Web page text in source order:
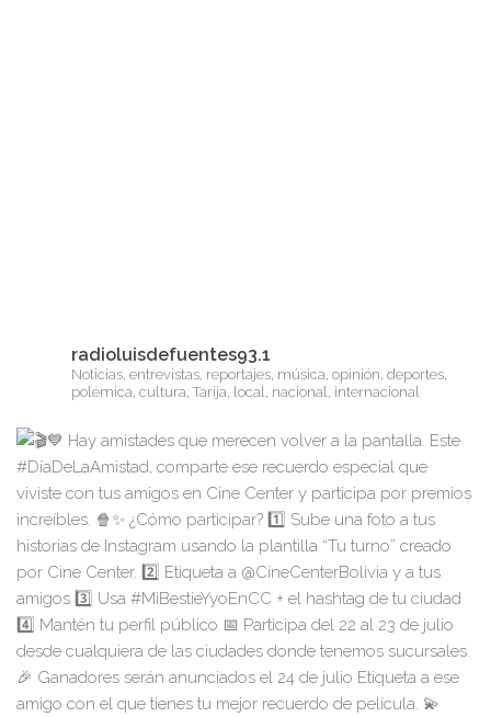
radioluisdefuentes93.1
Noticias, entrevistas, reportajes, música, opinión, deportes,
polémica, cultura, Tarija, local, nacional, internacional